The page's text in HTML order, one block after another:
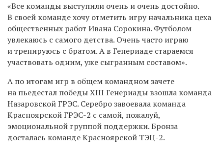
«Все команды выступили очень и очень достойно.
В своей команде хочу отметить игру начальника цеха
общественных работ Ивана Сорокина. Футболом
увлекаюсь с самого детства. Очень часто играю
и тренируюсь с братом. А в Генериаде стараемся
участвовать одним, уже сыгранным составом».
А по итогам игр в общем командном зачете
на пьедестал победы XIII Генериады взошла команда
Назаровской ГРЭС. Серебро завоевала команда
Красноярской ГРЭС-2 с самой, пожалуй,
эмоциональной группой поддержки. Бронза
досталась команде Красноярской ТЭЦ-2.